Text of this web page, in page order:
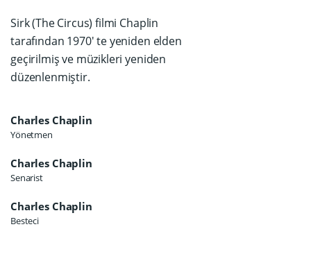
Sirk (The Circus) filmi Chaplin
tarafından 1970' te yeniden elden
geçirilmiş ve müzikleri yeniden
düzenlenmiştir.
Charles Chaplin
Yönetmen
Charles Chaplin
Senarist
Charles Chaplin
Besteci